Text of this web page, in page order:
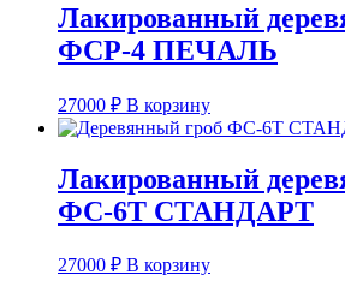
Лакированный
ФСР-4 ПЕЧАЛЬ
27000 ₽ В корзину
Лакированный
ФС-6Т СТАНДАРТ
27000 ₽ В корзину